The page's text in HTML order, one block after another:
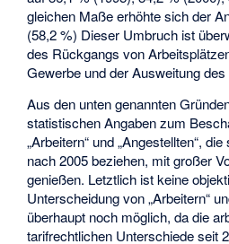
gleichen Maße erhöhte sich der
(58,2 %) Dieser Umbruch ist
des Rückgangs von
Gewerbe und der Ausweitung
Aus den unten genannten
statistischen Angaben zum
„Arbeitern“ und „Angestellten“,
nach 2005 beziehen, mit großer
genießen. Letztlich ist keine
Unterscheidung von „Arbeitern“
überhaupt noch möglich, da die
tarifrechtlichen Unterschiede seit